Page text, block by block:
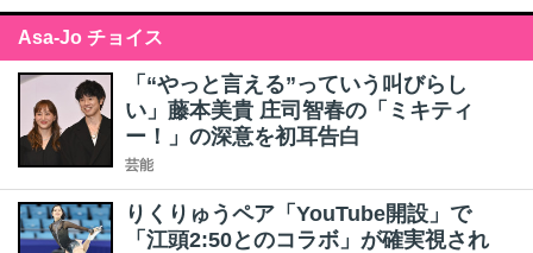
Asa-Jo チョイス
「“やっと言える”っていう叫びらし
い」藤本美貴 庄司智春の「ミキティ
ー！」の深意を初耳告白
芸能
りくりゅうペア「YouTube開設」で
「江頭2:50とのコラボ」が確実視され